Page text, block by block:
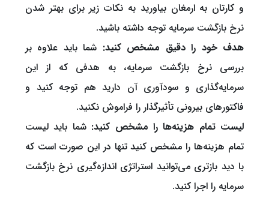
و‍ کارتان به ارمغان بیاورید به نکات زیر برای بهتر شدن
نرخ بازگشت سرمایه توجه داشته باشید.
هدف خود را دقیق مشخص کنید: شما باید علاوه بر
بررسی نرخ بازگشت سرمایه، به هدفی که از این
سرمایه‌گذاری و سودآوری آن دارید هم توجه کنید و
فاکتورهای بیرونی تأثیرگذار را فراموش نکنید.
لیست تمام هزینه‌‌ها را مشخص کنید: شما باید لیست
تمام هزینه‌ها را مشخص کنید تنها در این صورت است که
با دید بازتری می‌توانید استراتژی اندازه‌گیری نرخ بازگشت
سرمایه را اجرا کنید.